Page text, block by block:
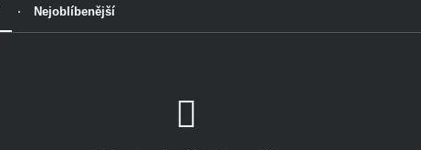
Nejoblíbenější